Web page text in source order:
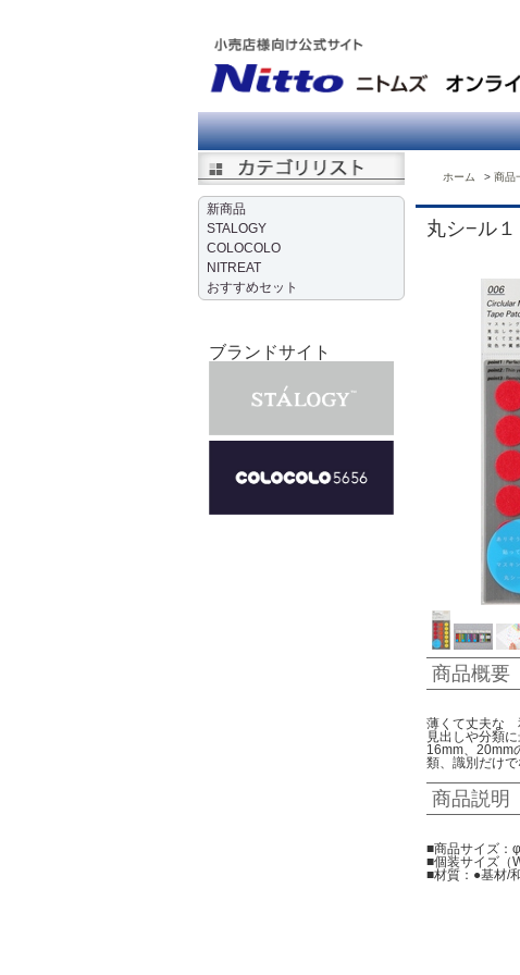
新商品
STALOGY
COLOCOLO
NITREAT
おすすめセット
ブランドサイト
ホーム 商品
丸シ−ル
商品概要
薄くて丈夫な
見出しや分類
16mm、20mm
類、識別だけ
商品説明
■商品サイズ：
■個装サイズ（
■材質：●基材/